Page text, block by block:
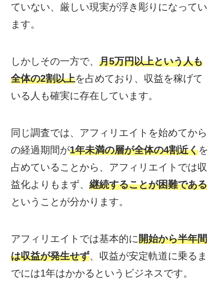
ていない、厳しい現実が浮き彫りになってい
ます。
しかしその一方で、月5万円以上という人も
全体の2割以上を占めており、収益を稼げて
いる人も確実に存在しています。
同じ調査では、アフィリエイトを始めてから
の経過期間が1年未満の層が全体の4割近くを
占めていることから、アフィリエイトでは収
益化よりもまず、継続することが困難である
ということが分かります。
アフィリエイトでは基本的に開始から半年間
は収益が発生せず、収益が安定軌道に乗るま
でには1年はかかるというビジネスです。